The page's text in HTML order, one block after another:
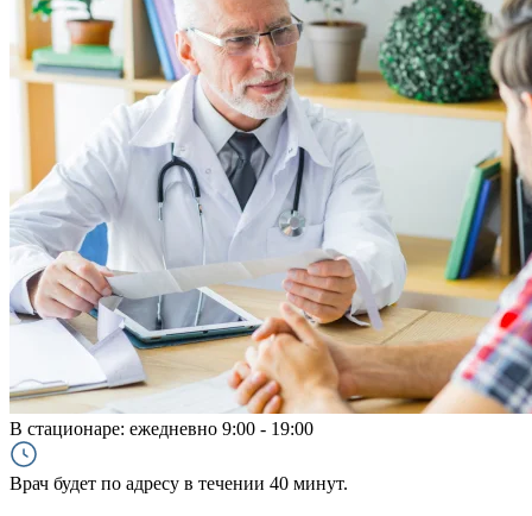
В стационаре: ежедневно 9:00 - 19:00
Врач будет по адресу в течении 40 минут.